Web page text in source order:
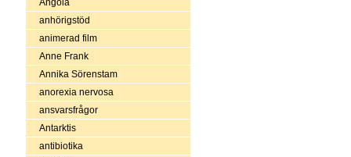
Angola
anhörigstöd
animerad film
Anne Frank
Annika Sörenstam
anorexia nervosa
ansvarsfrågor
Antarktis
antibiotika